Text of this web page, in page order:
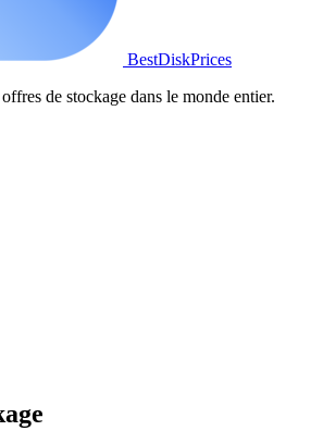
BestDiskPrices
de stockage dans le monde entier.